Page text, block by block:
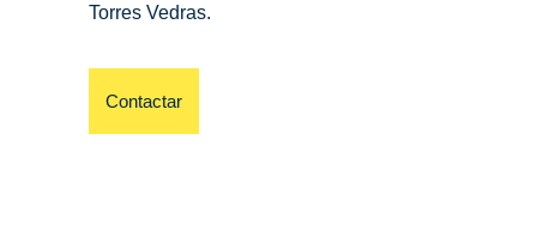
Torres Vedras.
Contactar